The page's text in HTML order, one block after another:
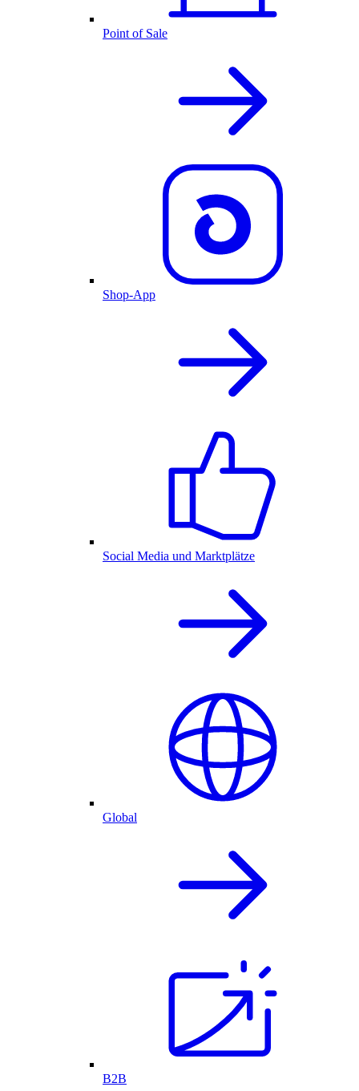
Point of Sale
Shop-App
Social Media und Marktplätze
Global
B2B